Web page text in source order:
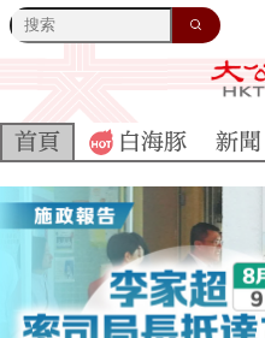
首頁 白海豚 新聞